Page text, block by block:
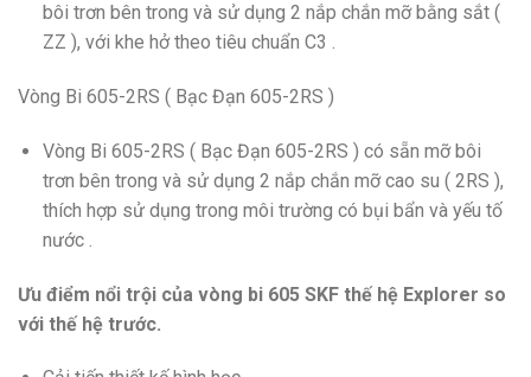
bôi trơn bên trong và sử dụng 2 nắp chắn mỡ bằng sắt (
ZZ ), với khe hở theo tiêu chuẩn C3 .
Vòng Bi 605-2RS ( Bạc Đạn 605-2RS )
Vòng Bi 605-2RS ( Bạc Đạn 605-2RS ) có sẵn mỡ bôi
trơn bên trong và sử dụng 2 nắp chắn mỡ cao su ( 2RS ),
thích hợp sử dụng trong môi trường có bụi bẩn và yếu tố
nước .
Ưu điểm nổi trội của vòng bi 605 SKF thế hệ Explorer so
với thế hệ trước.